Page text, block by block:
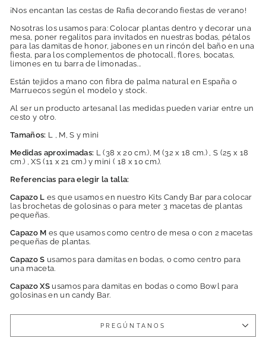
¡Nos encantan las cestas de Rafia decorando fiestas de verano!
Nosotras los usamos para: Colocar plantas dentro y decorar una
mesa, poner regalitos para invitados en nuestras bodas, pétalos
para las damitas de honor, jabones en un rincón del baño en una
fiesta, para los complementos de photocall, flores, bocatas,
limones en tu barra de limonadas...
Están tejidos a mano con fibra de palma natural en España o
Marruecos según el modelo y stock.
Al ser un producto artesanal las medidas pueden variar entre un
cesto y otro.
Tamaños: L , M, S y mini
Medidas aproximadas: L (38 x 20 cm.), M (32 x 18 cm.) , S (25 x 18
cm.) , XS (11 x 21 cm.) y mini ( 18 x 10 cm.).
Referencias para elegir la talla:
Capazo L es que usamos en nuestro Kits Candy Bar para colocar
las brochetas de golosinas o para meter 3 macetas de plantas
pequeñas.
Capazo M es que usamos como centro de mesa o con 2 macetas
pequeñas de plantas.
Capazo S usamos para damitas en bodas, o como centro para
una maceta.
Capazo XSusamos para damitas en bodas o como Bowl para
golosinas en un candy Bar.
PREGÚNTANOS